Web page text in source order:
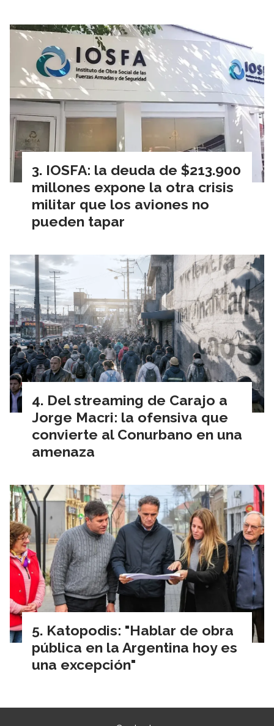
IOSFA: la deuda de $213.900
millones expone la otra crisis
militar que los aviones no
pueden tapar
Del streaming de Carajo a
Jorge Macri: la ofensiva que
convierte al Conurbano en una
amenaza
Katopodis: "Hablar de obra
pública en la Argentina hoy es
una excepción"